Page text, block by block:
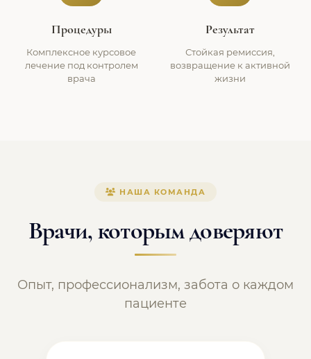
Процедуры
Комплексное курсовое
лечение под контролем
врача
Результат
Стойкая ремиссия,
возвращение к активной
жизни
НАША КОМАНДА
Врачи, которым доверяют
Опыт, профессионализм, забота о каждом
пациенте